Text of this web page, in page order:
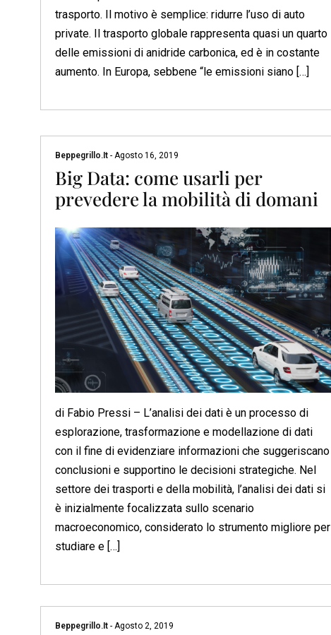
trasporto. Il motivo è semplice: ridurre l’uso di auto
private. Il trasporto globale rappresenta quasi un quarto
delle emissioni di anidride carbonica, ed è in costante
aumento. In Europa, sebbene “le emissioni siano […]
Beppegrillo.it - Agosto 16, 2019
Big Data: come usarli per
prevedere la mobilità di domani
di Fabio Pressi – L’analisi dei dati è un processo di
esplorazione, trasformazione e modellazione di dati
con il fine di evidenziare informazioni che suggeriscano
conclusioni e supportino le decisioni strategiche. Nel
settore dei trasporti e della mobilità, l’analisi dei dati si
è inizialmente focalizzata sullo scenario
macroeconomico, considerato lo strumento migliore per
studiare e […]
Beppegrillo.it - Agosto 2, 2019